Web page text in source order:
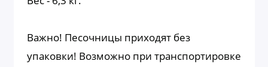
Важно! Песочницы приходят без
упаковки! Возможно при транспортировке